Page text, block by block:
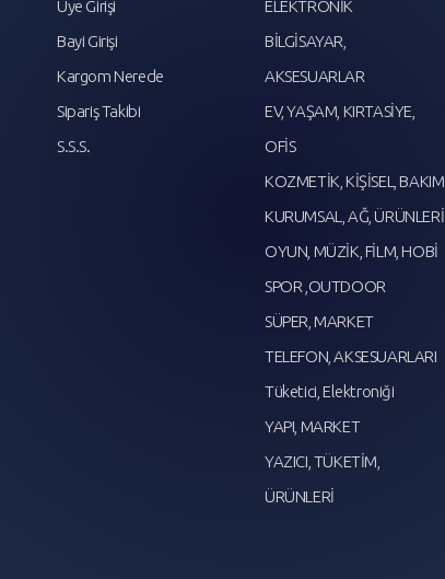
Üye Girişi
Bayi Girişi
Kargom Nerede
Sipariş Takibi
S.S.S.
ELEKTRONİK
BİLGİSAYAR,
AKSESUARLAR
EV, YAŞAM, KIRTASİYE,
OFİS
KOZMETİK, KİŞİSEL, BAKIM
KURUMSAL, AĞ, ÜRÜNLERİ
OYUN, MÜZİK, FİLM, HOBİ
SPOR ,OUTDOOR
SÜPER, MARKET
TELEFON, AKSESUARLARI
Tüketici, Elektroniği
YAPI, MARKET
YAZICI, TÜKETİM,
ÜRÜNLERİ